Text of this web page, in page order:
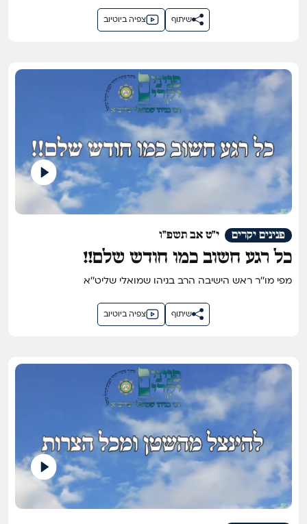
צפיה ביוטיוב שיתוף
י"ט אב תשפ"ו פנינים יקרים
כל רגע חשוב כמו חודש שלם!!
מפי מו''ר ראש הישיבה הרב בניהו שמואלי שליט''א
צפיה ביוטיוב שיתוף